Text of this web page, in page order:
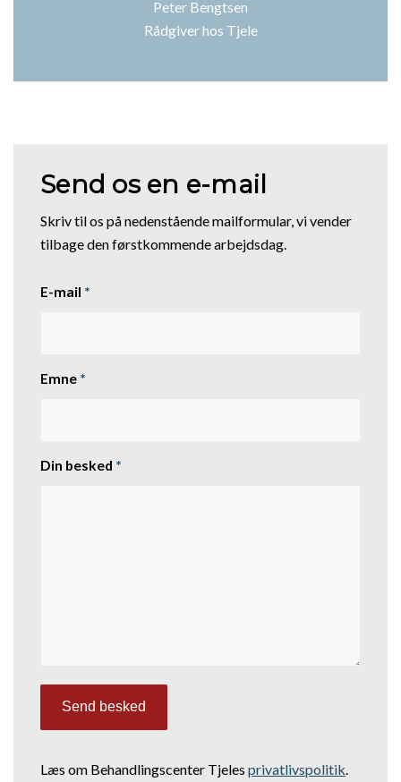
Peter Bengtsen
Rådgiver hos Tjele
Send os en e-mail
Skriv til os på nedenstående mailformular, vi vender
tilbage den førstkommende arbejdsdag.
E-mail *
Emne *
Din besked *
Læs om Behandlingscenter Tjeles privatlivspolitik.